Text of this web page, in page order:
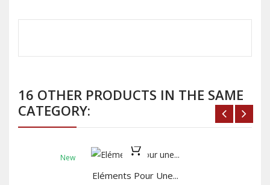
16 OTHER PRODUCTS IN THE SAME
CATEGORY:
New
Eléments Pour Une...